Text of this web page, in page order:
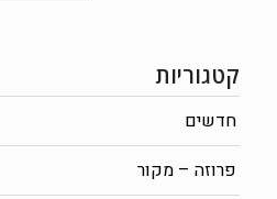
קטגוריות
חדשים
פרוזה – מקור